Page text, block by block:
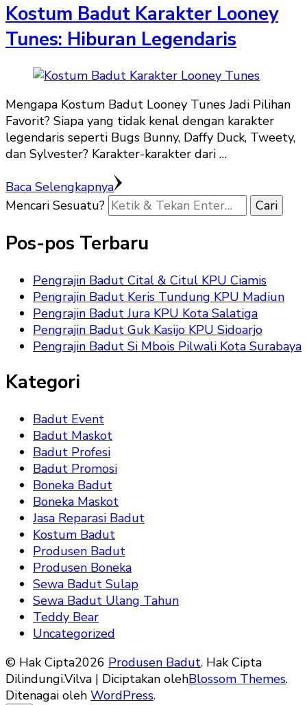
Kostum Badut Karakter Looney
Tunes: Hiburan Legendaris
Mengapa Kostum Badut Looney Tunes Jadi Pilihan
Favorit? Siapa yang tidak kenal dengan karakter
legendaris seperti Bugs Bunny, Daffy Duck, Tweety,
dan Sylvester? Karakter-karakter dari …
Baca Selengkapnya
Mencari Sesuatu?
Pos-pos Terbaru
Pengrajin Badut Cital & Citul KPU Ciamis
Pengrajin Badut Keris Tundung KPU Madiun
Pengrajin Badut Jura KPU Kota Salatiga
Pengrajin Badut Guk Kasijo KPU Sidoarjo
Pengrajin Badut Si Mbois Pilwali Kota Surabaya
Kategori
Badut Event
Badut Maskot
Badut Profesi
Badut Promosi
Boneka Badut
Boneka Maskot
Jasa Reparasi Badut
Kostum Badut
Produsen Badut
Produsen Boneka
Sewa Badut Sulap
Sewa Badut Ulang Tahun
Teddy Bear
Uncategorized
© Hak Cipta2026 Produsen Badut. Hak Cipta
Dilindungi.Vilva | Diciptakan olehBlossom Themes.
Ditenagai oleh WordPress.